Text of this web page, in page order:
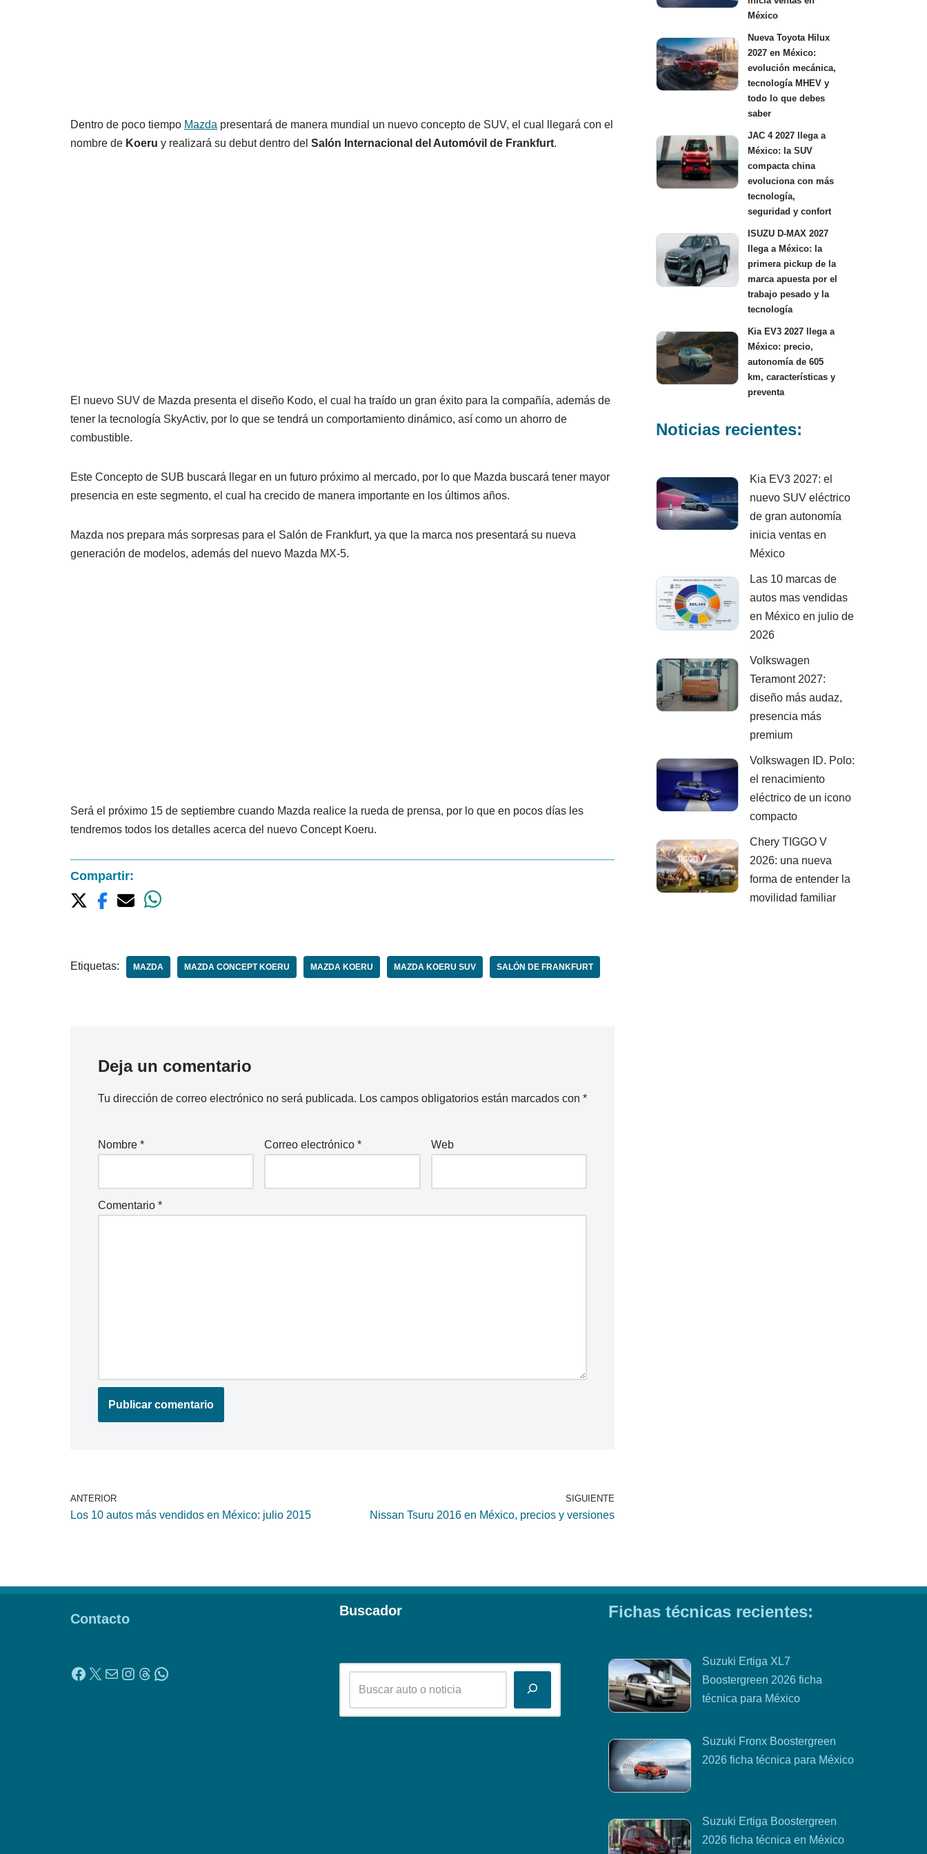
Dentro de poco tiempo Mazda presentará de manera mundial un nuevo concepto de SUV, el cual llegará con el
nombre de Koeru y realizará su debut dentro del Salón Internacional del Automóvil de Frankfurt.
El nuevo SUV de Mazda presenta el diseño Kodo, el cual ha traído un gran éxito para la compañía, además de
tener la tecnología SkyActiv, por lo que se tendrá un comportamiento dinámico, así como un ahorro de
combustible.
Este Concepto de SUB buscará llegar en un futuro próximo al mercado, por lo que Mazda buscará tener mayor
presencia en este segmento, el cual ha crecido de manera importante en los últimos años.
Mazda nos prepara más sorpresas para el Salón de Frankfurt, ya que la marca nos presentará su nueva
generación de modelos, además del nuevo Mazda MX-5.
Será el próximo 15 de septiembre cuando Mazda realice la rueda de prensa, por lo que en pocos días les
tendremos todos los detalles acerca del nuevo Concept Koeru.
Compartir:
Etiquetas: MAZDA MAZDA CONCEPT KOERU MAZDA KOERU MAZDA KOERU SUV SALÓN DE FRANKFURT
Deja un comentario
Tu dirección de correo electrónico no será publicada. Los campos obligatorios están marcados con *
Nombre * Correo electrónico* Web
Comentario *
ANTERIOR
Los 10 autos más vendidos en México: julio 2015
SIGUIENTE
Nissan Tsuru 2016 en México, precios y versiones
México
Nueva Toyota Hilux
2027 en México:
evolución mecánica,
tecnología MHEV y
todo lo que debes
saber
JAC 4 2027 llega a
México: la SUV
compacta china
evoluciona con más
tecnología,
seguridad y confort
ISUZU D-MAX 2027
llega a México: la
primera pickup de la
marca apuesta por el
trabajo pesado y la
tecnología
Kia EV3 2027 llega a
México: precio,
autonomía de 605
km, características y
preventa
Noticias recientes:
Kia EV3 2027: el
nuevo SUV eléctrico
de gran autonomía
inicia ventas en
México
Las 10 marcas de
autos mas vendidas
en México en julio de
2026
Volkswagen
Teramont 2027:
diseño más audaz,
presencia más
premium
Volkswagen ID. Polo:
el renacimiento
eléctrico de un icono
compacto
Chery TIGGO V
2026: una nueva
forma de entender la
movilidad familiar
Contacto
Buscador Fichas técnicas recientes:
Suzuki Ertiga XL7
Boostergreen 2026 ficha
técnica para México
Suzuki Fronx Boostergreen
2026 ficha técnica para México
Suzuki Ertiga Boostergreen
2026 ficha técnica en México